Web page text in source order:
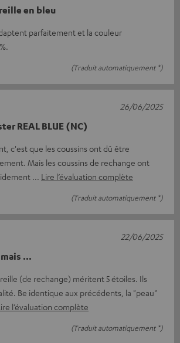
en bleu
parfaitement et la couleur
(Traduit automatiquement *)
REAL BLUE (NC)
c'est que les coussins ont dû être
Mais les coussins de rechange ont
Lire l’évaluation complète
(Traduit automatiquement *)
26/06/2025
...
(de rechange) méritent 5 étoiles. Ils
Be identique aux précédents, la "peau"
l’évaluation complète
(Traduit automatiquement *)
22/06/2025